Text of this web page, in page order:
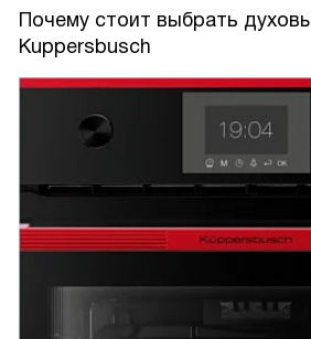
Почему стоит выбрать
Kuppersbusch